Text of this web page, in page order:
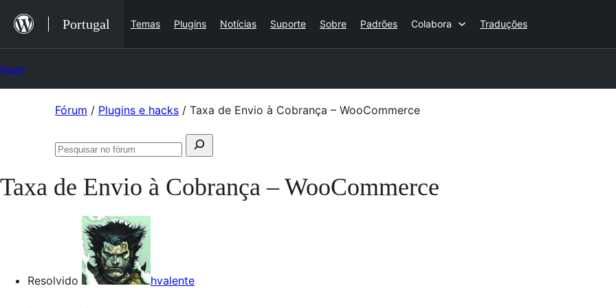
para
o
conteúdo
Portugal Temas Plugins Notícias Suporte Sobre Padrões Colabora Traduções
Fórum / Plugins e hacks / Taxa de Envio à Cobrança – WooCommerce
Pesquisar
Pesquisar
Taxa de Envio à Cobrança – WooCommerce
Resolvido hvalente